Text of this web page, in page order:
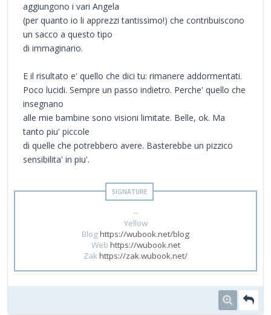
aggiungono i vari Angela
(per quanto io li apprezzi tantissimo!) che contribuiscono
un sacco a questo tipo
di immaginario.
E il risultato e' quello che dici tu: rimanere addormentati.
Poco lucidi. Sempre un passo indietro. Perche' quello che
insegnano
alle mie bambine sono visioni limitate. Belle, ok. Ma
tanto piu' piccole
di quelle che potrebbero avere. Basterebbe un pizzico
sensibilita' in piu'.
--
Yellow
Bloghttps://wubook.net/blog
Web https://wubook.net
Zakhttps://zak.wubook.net/